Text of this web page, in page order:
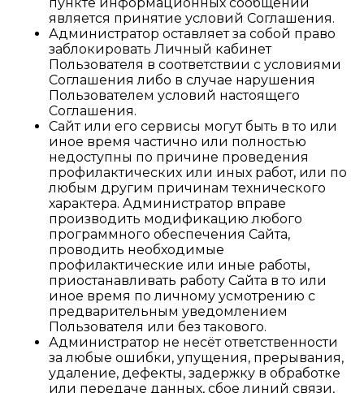
является принятие условий Соглашения.
Администратор оставляет за собой право
заблокировать Личный кабинет
Пользователя в соответствии с условиями
Соглашения либо в случае нарушения
Пользователем условий настоящего
Соглашения.
Сайт или его сервисы могут быть в то или
иное время частично или полностью
недоступны по причине проведения
профилактических или иных работ, или по
любым другим причинам технического
характера. Администратор вправе
производить модификацию любого
программного обеспечения Сайта,
проводить необходимые
профилактические или иные работы,
приостанавливать работу Сайта в то или
иное время по личному усмотрению с
предварительным уведомлением
Пользователя или без такового.
Администратор не несёт ответственности
за любые ошибки, упущения, прерывания,
удаление, дефекты, задержку в обработке
или передаче данных, сбое линий связи,